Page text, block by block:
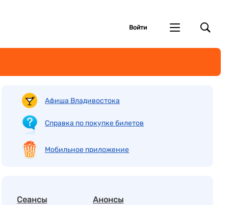
Войти
Афиша Владивостока
Справка по покупке билетов
Мобильное приложение
Сеансы Анонсы